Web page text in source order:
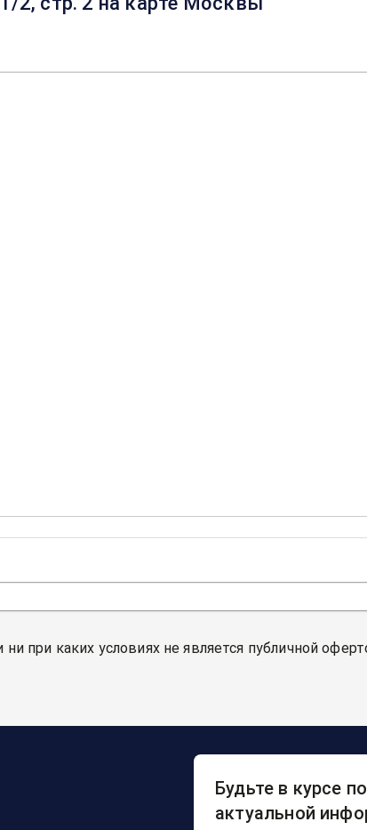
при каких условиях не является публичной
Будьте в курсе
актуальной